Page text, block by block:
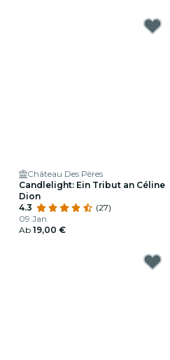
Château Des Pères
Candlelight: Ein Tribut an Céline
Dion
4.3
(27)
09 Jan.
Ab 19,00 €